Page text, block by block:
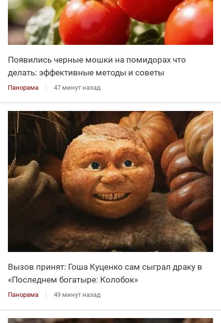
Появились черные мошки на помидорах что
делать: эффективные методы и советы
Панорама 47 минут назад
Вызов принят: Гоша Куценко сам сыграл драку в
«Последнем богатыре: Колобок»
Панорама 49 минут назад